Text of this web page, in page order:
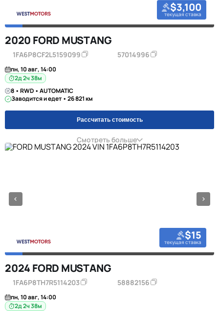
$3,100
текущая ставка
2020 FORD MUSTANG
1FA6P8CF2L5159099 57014996
пн, 10 авг, 14:00
2д 2ч 38м
8 • RWD • AUTOMATIC
Заводится и едет • 26 821 км
Рассчитать стоимость
Смотреть больше
$15
текущая ставка
2024 FORD MUSTANG
1FA6P8TH7R5114203 58882156
пн, 10 авг, 14:00
2д 2ч 38м